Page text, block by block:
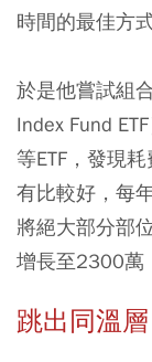
時間的最佳方式
於是他嘗試組
Index Fund
等ETF，發現
有比較好，每
將絕大部分部
增長至2300萬
跳出同溫